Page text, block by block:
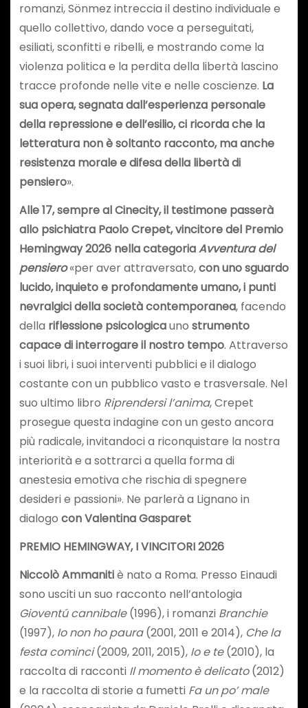
romanzi, Sönmez intreccia il destino individuale e
quello collettivo, dando voce a perseguitati,
esiliati, sconfitti e ribelli, e mostrando come la
violenza politica e la perdita della libertà lascino
tracce profonde nelle vite e nelle coscienze. La
sua opera, segnata dall’esperienza personale
della repressione e dell’esilio, ci ricorda che la
letteratura non è soltanto racconto, ma anche
resistenza morale e difesa della libertà di
pensiero».
Alle 17, sempre al Cinecity, il testimone passerà
allo psichiatra Paolo Crepet, vincitore del Premio
Hemingway 2026 nella categoriaAvventura del
pensiero«per aver attraversato,con uno sguardo
lucido, inquieto e profondamente umano, i punti
nevralgici della società contemporanea, facendo
della riflessione psicologicauno strumento
capace di interrogare il nostro tempo. Attraverso
i suoi libri, i suoi interventi pubblici e il dialogo
costante con un pubblico vasto e trasversale. Nel
suo ultimo libro Riprendersi l’anima, Crepet
prosegue questa indagine con un gesto ancora
più radicale, invitandoci a riconquistare la nostra
interiorità e a sottrarci a quella forma di
anestesia emotiva che rischia di spegnere
desideri e passioni». Ne parlerà a Lignano in
dialogo con Valentina Gasparet
PREMIO HEMINGWAY, I VINCITORI 2026
Niccolò Ammanitiè nato a Roma. Presso Einaudi
sono usciti un suo racconto nell’antologia
Gioventú cannibale(1996), i romanzi Branchie
(1997), Io non ho paura(2001, 2011 e 2014), Che la
festa cominci(2009, 2011, 2015), Io e te(2010), la
raccolta di racconti Il momento è delicato(2012)
e la raccolta di storie a fumetti Fa un po’ male